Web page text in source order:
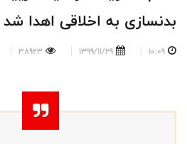
بدنسازی به اخلاقی اهدا شد
10:09
1399/11/29
38923